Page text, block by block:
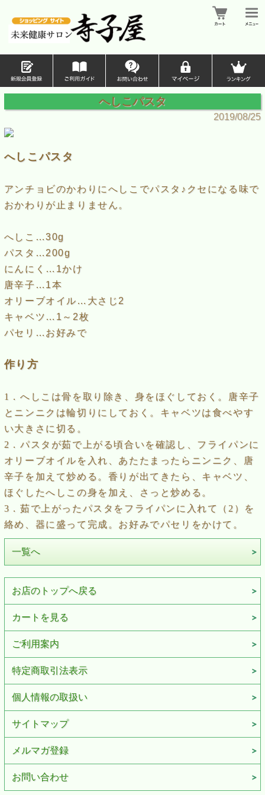
へしこパスタ
2019/08/25
へしこパスタ
アンチョビのかわりにへしこでパスタ♪クセになる味で
おかわりが止まりません。
へしこ…30g
パスタ…200g
にんにく…1かけ
唐辛子…1本
オリーブオイル…大さじ2
キャベツ…1～2枚
パセリ…お好みで
作り方
1．へしこは骨を取り除き、身をほぐしておく。唐辛子
とニンニクは輪切りにしておく。キャベツは食べやす
い大きさに切る。
2．パスタが茹で上がる頃合いを確認し、フライパンに
オリーブオイルを入れ、あたたまったらニンニク、唐
辛子を加えて炒める。香りが出てきたら、キャベツ、
ほぐしたへしこの身を加え、さっと炒める。
3．茹で上がったパスタをフライパンに入れて（2）を
絡め、器に盛って完成。お好みでパセリをかけて。
一覧へ
お店のトップへ戻る
カートを見る
ご利用案内
特定商取引法表示
個人情報の取扱い
サイトマップ
メルマガ登録
お問い合わせ